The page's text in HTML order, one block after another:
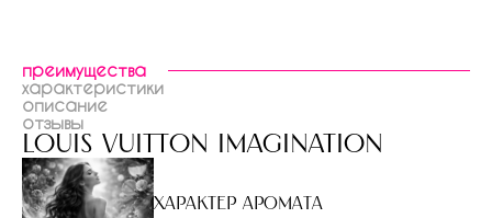
преимущества
характеристики
описание
отзывы
louis vuitton imagination
Характер аромата